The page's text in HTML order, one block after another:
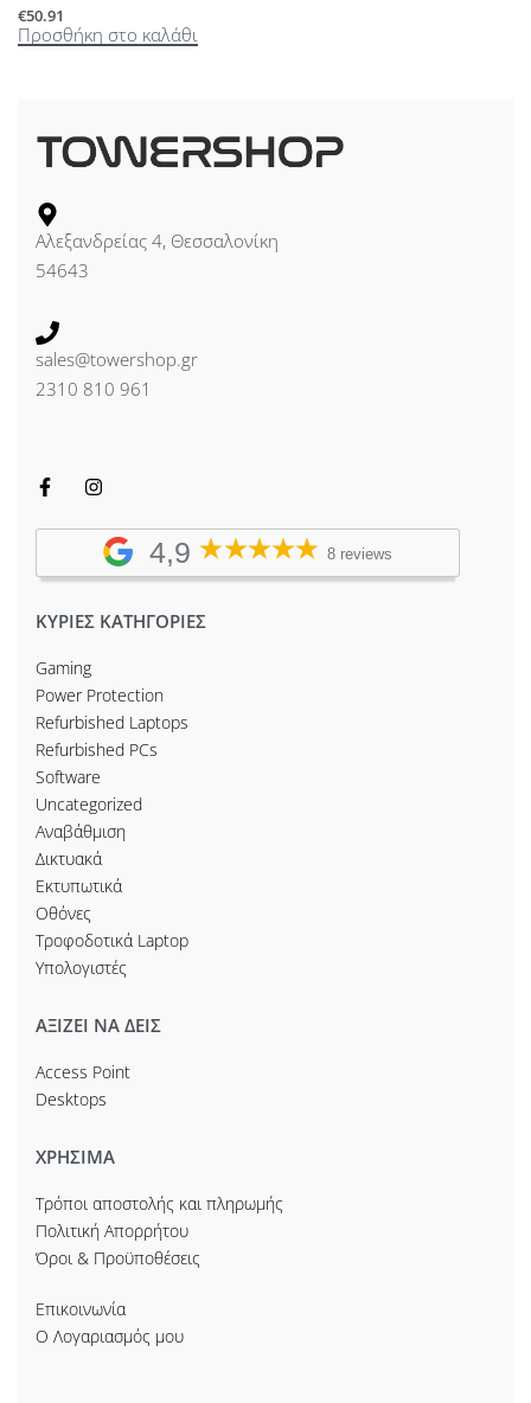
€50.91
Προσθήκη στο καλάθι
Αλεξανδρείας 4, Θεσσαλονίκη
54643
sales@towershop.gr
2310 810 961
4,9 8 reviews
ΚΥΡΙΕΣ ΚΑΤΗΓΟΡΙΕΣ
Gaming
Power Protection
Refurbished Laptops
Refurbished PCs
Software
Uncategorized
Αναβάθμιση
Δικτυακά
Εκτυπωτικά
Οθόνες
Τροφοδοτικά Laptop
Υπολογιστές
ΑΞΙΖΕΙ ΝΑ ΔΕΙΣ
Access Point
Desktops
ΧΡΗΣΙΜΑ
Τρόποι αποστολής και πληρωμής
Πολιτική Απορρήτου
Όροι & Προϋποθέσεις
Επικοινωνία
Ο Λογαριασμός μου